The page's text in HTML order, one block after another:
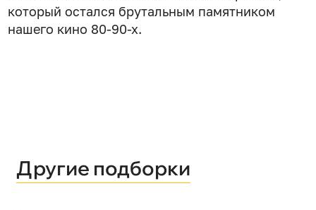
который остался брутальным памятником
нашего кино 80-90-х.
Другие подборки